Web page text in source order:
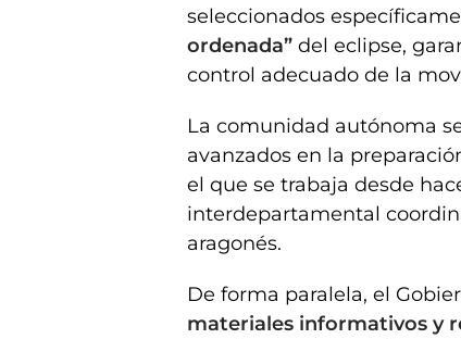
seleccionados
ordenada” del eclipse,
control adecuado de la
La comunidad autónoma
avanzados en la
el que se trabaja desde
interdepartamental
aragonés.
De forma paralela, el
materiales informativos y